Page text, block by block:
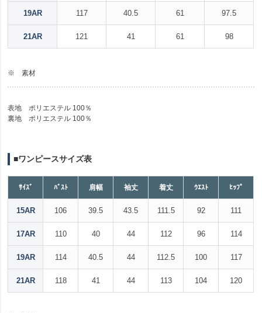
19AR 117 40.5 61 97.5
21AR 121 41 61 98
※ 素材
表地 ポリエステル 100％
裏地 ポリエステル 100％
■ワンピースサイズ表
ｻｲｽﾞ ﾊﾞｽﾄ 肩幅 袖丈 着丈 ｳｴｽﾄ ﾋｯﾌﾟ
15AR 106 39.5 43.5 111.5 92 111
17AR 110 40 44 112 96 114
19AR 114 40.5 44 112.5 100 117
21AR 118 41 44 113 104 120